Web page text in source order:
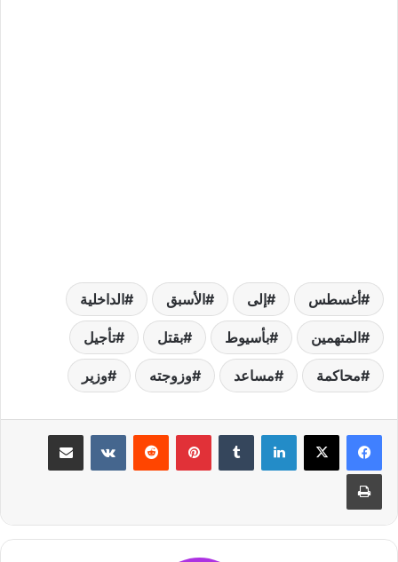
أغسطس إلى الأسبق الداخلية
المتهمين بأسيوط بقتل تأجيل
محاكمة مساعد وزوجته وزير
لينكدإن بينتيريست مشاركة عبر البريد
طباعة